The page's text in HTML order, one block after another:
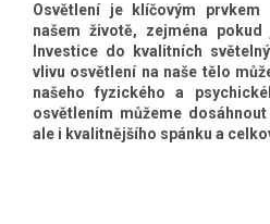
Osvětlení je klíčovým
našem životě, zejména
Investice do kvalitních
vlivu osvětlení na naše tělo
našeho fyzického a
osvětlením můžeme
ale i kvalitnějšího spánku a